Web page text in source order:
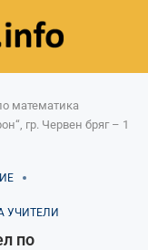
математика
гр. Червен бряг – 1
УЧИТЕЛИ
по